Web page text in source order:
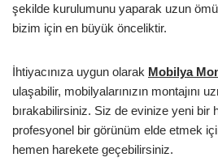
şekilde kurulumunu yaparak uzun
bizim için en büyük önceliktir.
İhtiyacınıza uygun olarak Mobilya
ulaşabilir, mobilyalarınızın montajını
bırakabilirsiniz. Siz de evinize yeni bir
profesyonel bir görünüm elde etmek
hemen harekete geçebilirsiniz.